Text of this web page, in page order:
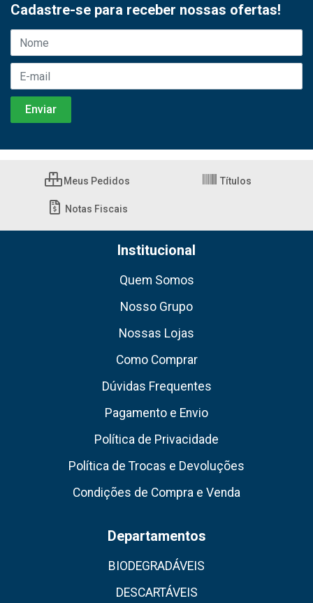
Cadastre-se para receber nossas ofertas!
Meus Pedidos Títulos
Notas Fiscais
Institucional
Quem Somos
Nosso Grupo
Nossas Lojas
Como Comprar
Dúvidas Frequentes
Pagamento e Envio
Política de Privacidade
Política de Trocas e Devoluções
Condições de Compra e Venda
Departamentos
BIODEGRADÁVEIS
DESCARTÁVEIS